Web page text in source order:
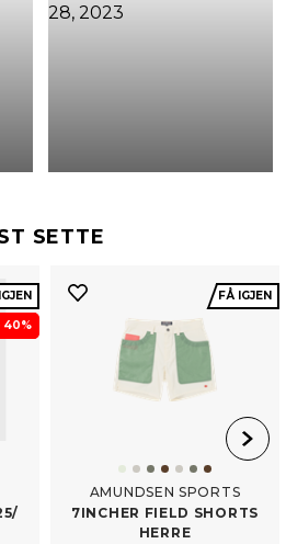
SETTE
40%
FÅ IGJEN
AMUNDSEN SPORTS
7INCHER FIELD SHORTS
HERRE